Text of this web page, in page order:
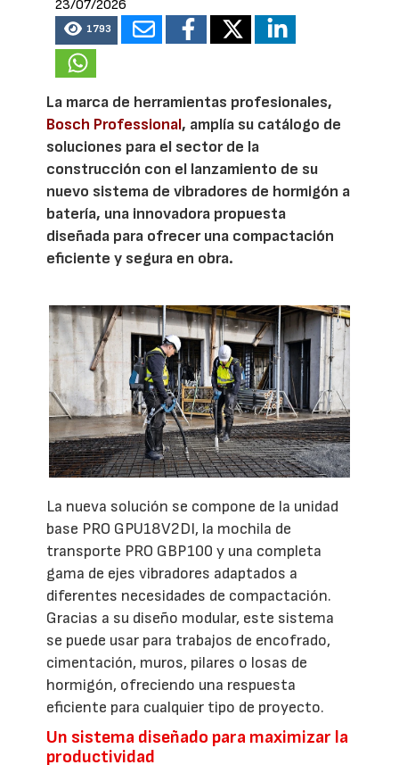
23/07/2026
1793
La marca de herramientas profesionales,
Bosch Professional, amplía su catálogo de
soluciones para el sector de la
construcción con el lanzamiento de su
nuevo sistema de vibradores de hormigón a
batería, una innovadora propuesta
diseñada para ofrecer una compactación
eficiente y segura en obra.
La nueva solución se compone de la unidad
base PRO GPU18V2DI, la mochila de
transporte PRO GBP100 y una completa
gama de ejes vibradores adaptados a
diferentes necesidades de compactación.
Gracias a su diseño modular, este sistema
se puede usar para trabajos de encofrado,
cimentación, muros, pilares o losas de
hormigón, ofreciendo una respuesta
eficiente para cualquier tipo de proyecto.
Un sistema diseñado para maximizar la
productividad